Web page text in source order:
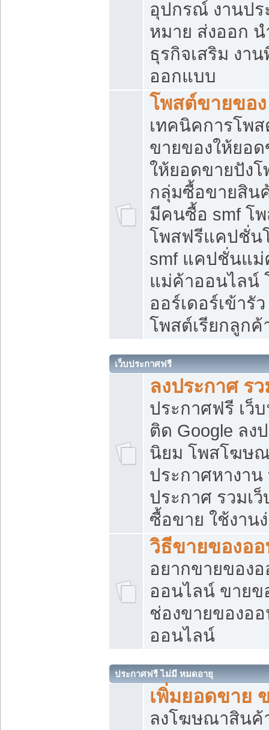
อุปกรณ์ งานป
หมาย ส่งออก น
ธุรกิจเสริม งา
ออกแบบ
โพสต์ขายของ
เทคนิคการโพ
ขายของให้ยอ
ให้ยอดขายปัง
กลุ่มซื้อขายสิน
มีคนซื้อ smf โ
โพสฟรีแคปชั่น
smf แคปชั่นแ
แม่ค้าออนไลน์
ออร์เดอร์เข้ารั
โพสต์เรียกลูกค้
เว็บประกาศฟรี
ลงประกาศ ร
ประกาศฟรี เว็
ติด Google ลง
นิยม โพสโฆษ
ประกาศหางาน
ประกาศ รวมเ
ซื้อขาย ใช้งาน
วิธีขายของอ
อยากขายของ
ออนไลน์ ขายข
ช่องขายของอ
ออนไลน์
ประกาศฟรี ไม่มี หมดอายุ
เพิ่มยอดขาย
ลงโฆษณาสิน